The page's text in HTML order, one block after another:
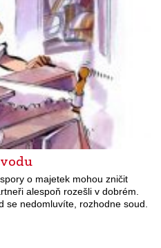
o majetek mohou zničit
alespoň rozešli v dobrém.
se nedomluvíte, rozhodne soud.